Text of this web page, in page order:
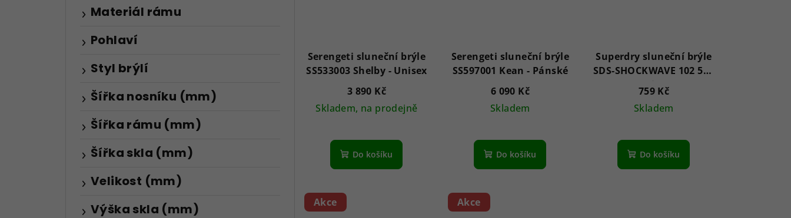
Materiál rámu
Pohlaví
Styl brýlí
Šířka nosníku (mm)
Šířka rámu (mm)
Šířka skla (mm)
Velikost (mm)
Výška skla (mm)
Serengeti sluneční brýle
SS533003 Shelby - Unisex
3 890 Kč
Skladem, na prodejně
Do košíku
Serengeti sluneční brýle
SS597001 Kean - Pánské
6 090 Kč
Skladem
Do košíku
Superdry sluneční brýle
SDS-SHOCKWAVE 102 55 -
Unisex
759 Kč
Skladem
Do košíku
Akce Akce